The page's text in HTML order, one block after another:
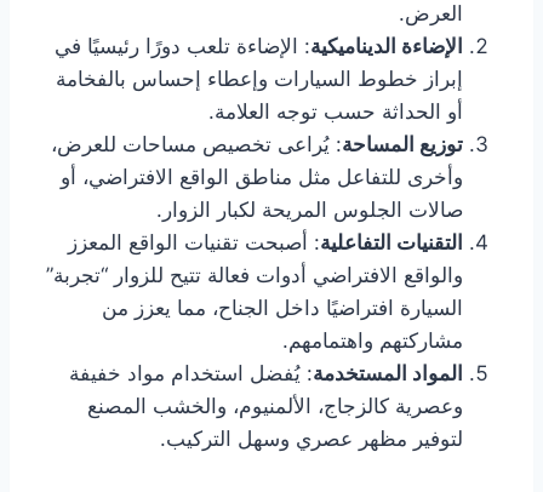
العرض.
الإضاءة الديناميكية: الإضاءة تلعب دورًا رئيسيًا في
إبراز خطوط السيارات وإعطاء إحساس بالفخامة
أو الحداثة حسب توجه العلامة.
توزيع المساحة: يُراعى تخصيص مساحات للعرض،
وأخرى للتفاعل مثل مناطق الواقع الافتراضي، أو
صالات الجلوس المريحة لكبار الزوار.
التقنيات التفاعلية: أصبحت تقنيات الواقع المعزز
والواقع الافتراضي أدوات فعالة تتيح للزوار “تجربة”
السيارة افتراضيًا داخل الجناح، مما يعزز من
مشاركتهم واهتمامهم.
المواد المستخدمة: يُفضل استخدام مواد خفيفة
وعصرية كالزجاج، الألمنيوم، والخشب المصنع
لتوفير مظهر عصري وسهل التركيب.